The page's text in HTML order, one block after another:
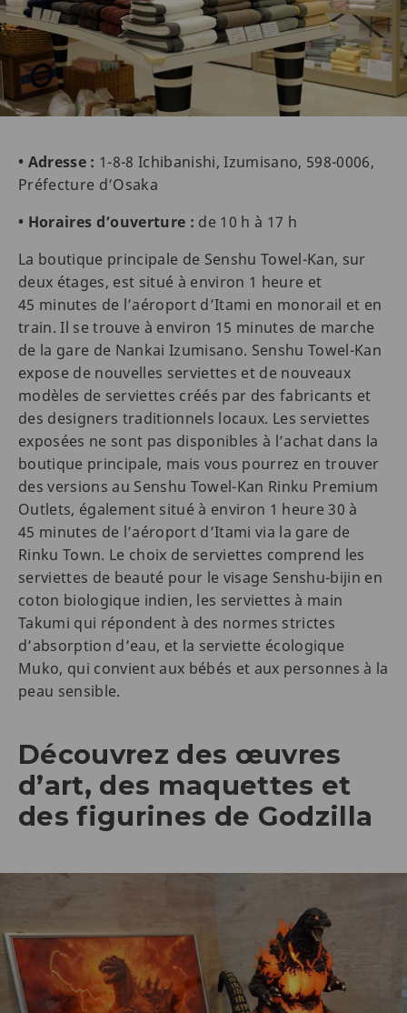
• Adresse : 1-8-8 Ichibanishi, Izumisano, 598-0006,
Préfecture d’Osaka
• Horaires d’ouverture : de 10 h à 17 h
La boutique principale de Senshu Towel-Kan, sur
deux étages, est situé à environ 1 heure et
45 minutes de l’aéroport d’Itami en monorail et en
train. Il se trouve à environ 15 minutes de marche
de la gare de Nankai Izumisano. Senshu Towel-Kan
expose de nouvelles serviettes et de nouveaux
modèles de serviettes créés par des fabricants et
des designers traditionnels locaux. Les serviettes
exposées ne sont pas disponibles à l’achat dans la
boutique principale, mais vous pourrez en trouver
des versions au Senshu Towel-Kan Rinku Premium
Outlets, également situé à environ 1 heure 30 à
45 minutes de l’aéroport d’Itami via la gare de
Rinku Town. Le choix de serviettes comprend les
serviettes de beauté pour le visage Senshu-bijin en
coton biologique indien, les serviettes à main
Takumi qui répondent à des normes strictes
d’absorption d’eau, et la serviette écologique
Muko, qui convient aux bébés et aux personnes à la
peau sensible.
Découvrez des œuvres
d’art, des maquettes et
des figurines de Godzilla